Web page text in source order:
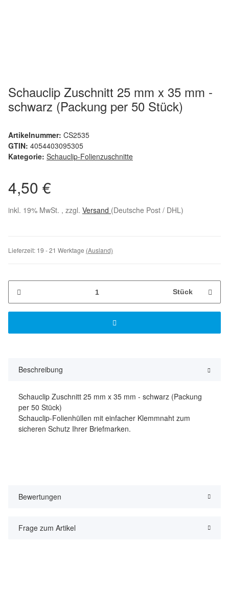
Schauclip Zuschnitt 25 mm x 35 mm -
schwarz (Packung per 50 Stück)
Artikelnummer: CS2535
GTIN: 4054403095305
Kategorie: Schauclip-Folienzuschnitte
4,50 €
inkl. 19% MwSt. , zzgl. Versand (Deutsche Post / DHL)
Lieferzeit: 19 - 21 Werktage (Ausland)
Stück
Beschreibung
Schauclip Zuschnitt 25 mm x 35 mm - schwarz (Packung
per 50 Stück)
Schauclip-Folienhüllen mit einfacher Klemmnaht zum
sicheren Schutz Ihrer Briefmarken.
Bewertungen
Frage zum Artikel